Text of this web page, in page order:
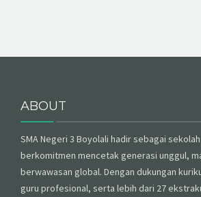
ABOUT
SMA Negeri 3 Boyolali hadir sebagai
berkomitmen mencetak generasi unggul,
berwawasan global. Dengan dukungan
guru profesional, serta lebih dari 27